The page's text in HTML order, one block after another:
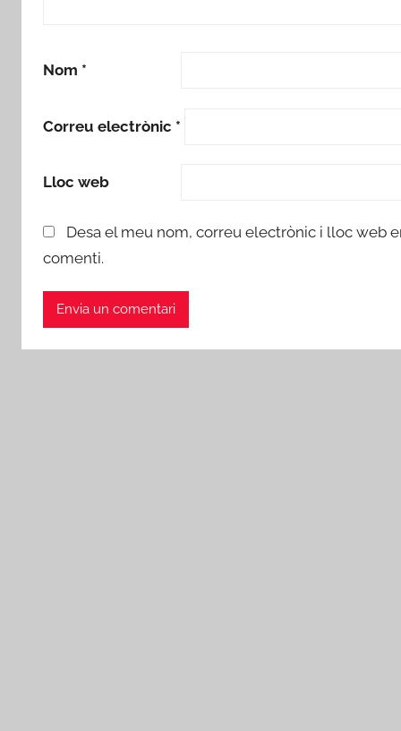
Nom *
Correu electrònic *
Lloc web
Desa el meu nom, correu electrònic i lloc web
comenti.